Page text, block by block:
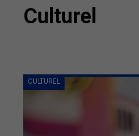
Culturel
CULTUREL